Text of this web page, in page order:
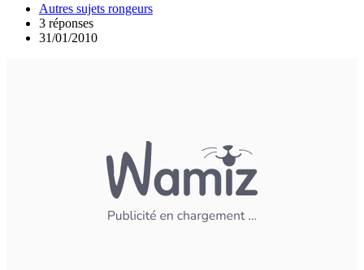
Autres sujets rongeurs
3 réponses
31/01/2010